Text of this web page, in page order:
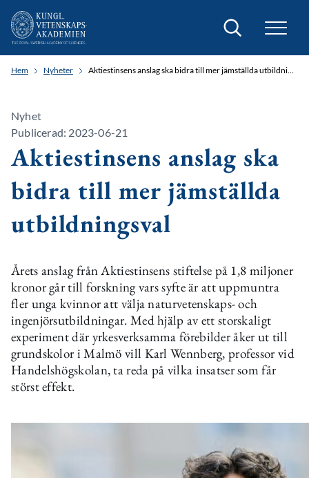
Sök
Hem Nyheter Aktiestinsens anslag ska bidra till mer jämställda utbildningsval
Nyhet
Publicerad: 2023-06-21
Aktiestinsens anslag ska
bidra till mer jämställda
utbildningsval
Årets anslag från Aktiestinsens stiftelse på 1,8 miljoner
kronor går till forskning vars syfte är att uppmuntra
fler unga kvinnor att välja naturvetenskaps- och
ingenjörsutbildningar. Med hjälp av ett storskaligt
experiment där yrkesverksamma förebilder åker ut till
grundskolor i Malmö vill Karl Wennberg, professor vid
Handelshögskolan, ta reda på vilka insatser som får
störst effekt.